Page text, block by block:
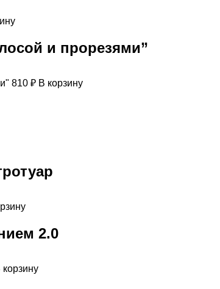
и прорезями”
810 ₽ В корзину
2.0
корзину